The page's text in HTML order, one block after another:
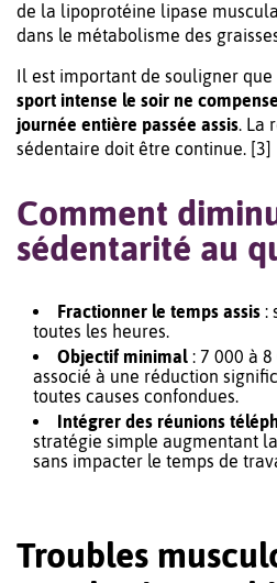
de la lipoprotéine lipase
dans le métabolisme des
Il est important de souligner que
sport intense le soir ne
journée entière passée assis. La
sédentaire doit être continue. [3]
Comment
sédentarité au
Fractionner le temps assis :
toutes les heures.
Objectif minimal : 7 000 à
associé à une réduction
toutes causes confondues.
Intégrer des réunions
stratégie simple augmentant
sans impacter le temps de
Troubles